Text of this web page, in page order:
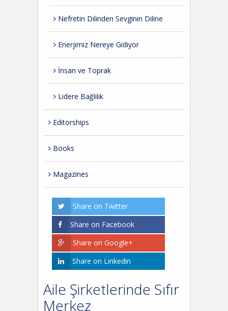
Nefretin Dilinden Sevginin Diline
Enerjimiz Nereye Gidiyor
İnsan ve Toprak
Lidere Bağlılık
Editorships
Books
Magazines
Share on Twitter
Share on Facebook
Share on Google+
Share on Linkedin
Aile Şirketlerinde Sıfır
Merkez